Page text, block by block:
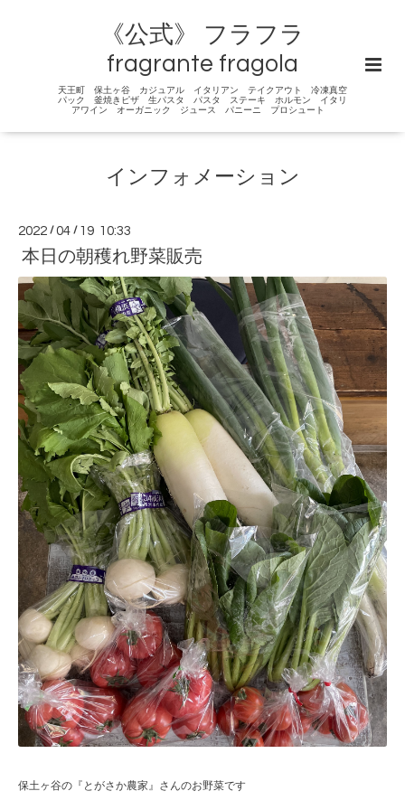
《公式》 フラフラ
fragrante fragola
天王町 保土ヶ谷 カジュアル イタリアン テイクアウト 冷凍真空
パック 釜焼きピザ 生パスタ パスタ ステーキ ホルモン イタリ
アワイン オーガニック ジュース パニーニ プロシュート
インフォメーション
2022 /04 / 19 10:33
本日の朝穫れ野菜販売
保土ヶ谷の『とがさか農家』さんのお野菜です